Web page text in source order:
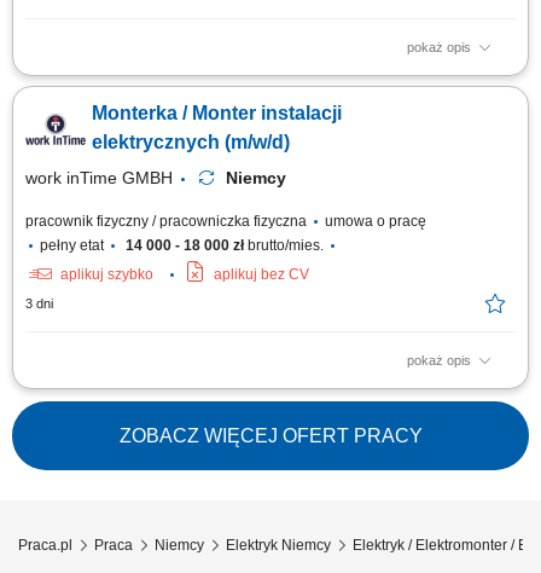
pokaż opis
Twój zakres obowiązków: Montaż instalacji elektrycznych w budynkach
starych przewodów elektrycznych; Montaż i podłączanie szaf
sterowniczych Umiejętność współpracy w zespole Polsko-Niemieckim;
Monterka / Monter instalacji
elektrycznych (m/w/d)
work inTime GMBH Niemcy
pracownik fizyczny / pracowniczka fizyczna
umowa o pracę
pełny etat
14 000 - 18 000 złbrutto/mies.
aplikuj szybko
aplikuj bez CV
3 dni
pokaż opis
Zakres obowiązków: Wykonywanie instalacji elektrycznych w obiektach
mieszkalnych i biurowych. Układanie nowych przewodów oraz wymiana
starych instalacji. Montaż i podłączanie szaf sterowniczych. Realizacja
prostych prac montażowych. Praca w zespole polsko-niemieckim.
ZOBACZ WIĘCEJ OFERT PRACY
Praca.pl Praca Niemcy Elektryk Niemcy Elektryk / Elektromonter /